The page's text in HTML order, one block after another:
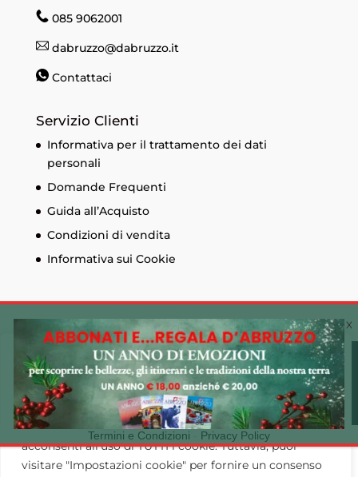
Cookie Policy 🍪
Utilizziamo i cookie sul nostro sito Web per offrirti
l'esperienza più pertinente ricordando le tue preferenze
e ripetendo le visite. Cliccando su "Accetta tutto",
acconsenti all'uso di TUTTI i cookie. Tuttavia, puoi
visitare "Impostazioni cookie" per fornire un consenso
085 9062001
dabruzzo@dabruzzo.it
Contattaci
Servizio Clienti
Informativa per il trattamento dei dati
personali
Domande Frequenti
Guida all’Acquisto
Condizioni di vendita
Informativa sui Cookie
© Edizioni Menabò. Iscrizione al registro delle
imprese di Chieti n. 93573 - Capitale sociale
30.600,00 € - P.I. 01525690697 Made by
CLAC!
Termini e Condizioni Privacy Policy